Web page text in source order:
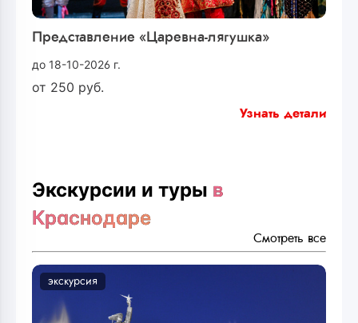
Представление «Царевна-лягушка»
до 18-10-2026 г.
от 250 руб.
Узнать детали
Экскурсии и туры в
Краснодаре
Смотреть все
экскурсия